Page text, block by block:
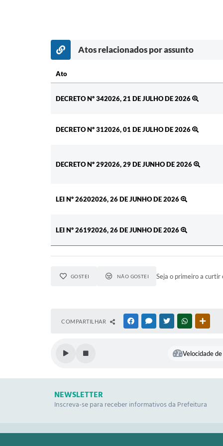
Atos relacionados por assunto
Ato
DECRETO Nº 342026, 21 DE JULHO DE 2026
DECRETO Nº 312026, 01 DE JULHO DE 2026
DECRETO Nº 292026, 29 DE JUNHO DE 2026
LEI Nº 26202026, 26 DE JUNHO DE 2026
LEI Nº 26192026, 26 DE JUNHO DE 2026
GOSTEI NÃO GOSTEI Seja o primeiro a curtir
COMPARTILHAR FACEBOOKMESSENGER
TWITTERWHATSAPP
Velocidade
NEWSLETTER
Inscreva-se para receber informativos da Prefeitura